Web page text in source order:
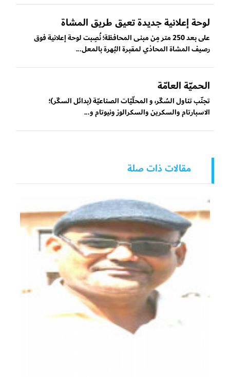
لوحة إعلانية جديدة تعيق طريق المشاة
على بعد 250 متر مِن مبنى المحافظة؛ نُصِبت لوحة إعلانية فوق
رصيف المشاة المحاذي لمقبرة البُهرة بالمعل...
الحميّة العامّة
تجنّب تناول السُكّر، و المحلّيّات الصناعيّة (بدائل السكّر)؛
الاسبارتام والسكرين والسكرالوز ونيوتام و...
مقالات ذات صلة